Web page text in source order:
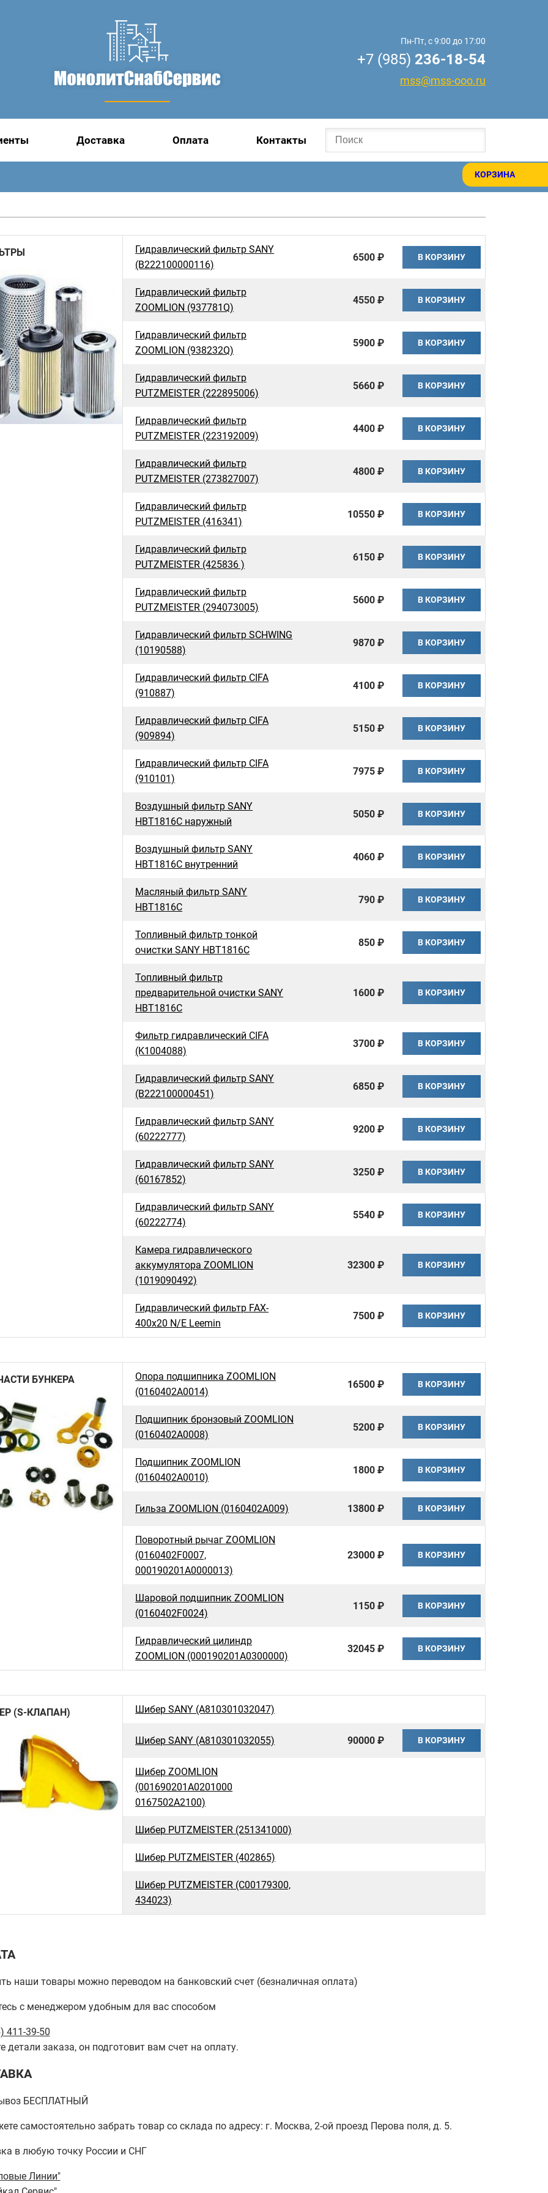
КОРЗИНА
Пн-Пт, с 9:00 до 17:00
+7 (985) 236-18-54
mss@mss-ooo.ru
Доставка Оплата Контакты
Гидравлический фильтр SANY
(B222100000116)
6500 ₽ В КОРЗИНУ
Гидравлический фильтр
ZOOMLION (937781Q)
4550 ₽ В КОРЗИНУ
Гидравлический фильтр
ZOOMLION (938232Q)
5900 ₽ В КОРЗИНУ
Гидравлический фильтр
PUTZMEISTER (222895006)
5660 ₽ В КОРЗИНУ
Гидравлический фильтр
PUTZMEISTER (223192009)
4400 ₽ В КОРЗИНУ
Гидравлический фильтр
PUTZMEISTER (273827007)
4800 ₽ В КОРЗИНУ
Гидравлический фильтр
PUTZMEISTER (416341)
10550 ₽ В КОРЗИНУ
Гидравлический фильтр
PUTZMEISTER (425836 )
6150 ₽ В КОРЗИНУ
Гидравлический фильтр
PUTZMEISTER (294073005)
5600 ₽ В КОРЗИНУ
Гидравлический фильтр SCHWING
(10190588)
9870 ₽ В КОРЗИНУ
Гидравлический фильтр CIFA
(910887)
4100 ₽ В КОРЗИНУ
Гидравлический фильтр CIFA
(909894)
5150 ₽ В КОРЗИНУ
Гидравлический фильтр CIFA
(910101)
7975 ₽ В КОРЗИНУ
Воздушный фильтр SANY
HBT1816C наружный
5050 ₽ В КОРЗИНУ
Воздушный фильтр SANY
HBT1816C внутренний
4060 ₽ В КОРЗИНУ
Масляный фильтр SANY
HBT1816C
790 ₽ В КОРЗИНУ
Топливный фильтр тонкой
очистки SANY HBT1816C
850 ₽ В КОРЗИНУ
Топливный фильтр
предварительной очистки SANY
HBT1816C
1600 ₽ В КОРЗИНУ
Фильтр гидравлический CIFA
(K1004088)
3700 ₽ В КОРЗИНУ
Гидравлический фильтр SANY
(B222100000451)
6850 ₽ В КОРЗИНУ
Гидравлический фильтр SANY
(60222777)
9200 ₽ В КОРЗИНУ
Гидравлический фильтр SANY
(60167852)
3250 ₽ В КОРЗИНУ
Гидравлический фильтр SANY
(60222774)
5540 ₽ В КОРЗИНУ
Камера гидравлического
аккумулятора ZOOMLION
(1019090492)
32300 ₽ В КОРЗИНУ
Гидравлический фильтр FAX-
400x20 N/E Leemin
7500 ₽ В КОРЗИНУ
БУНКЕРА
Опора подшипника ZOOMLION
(0160402A0014)
16500 ₽ В КОРЗИНУ
Подшипник бронзовый ZOOMLION
(0160402A0008)
5200 ₽ В КОРЗИНУ
Подшипник ZOOMLION
(0160402A0010)
1800 ₽ В КОРЗИНУ
Гильза ZOOMLION (0160402A009) 13800 ₽ В КОРЗИНУ
Поворотный рычаг ZOOMLION
(0160402F0007,
000190201A0000013)
23000 ₽ В КОРЗИНУ
Шаровой подшипник ZOOMLION
(0160402F0024)
1150 ₽ В КОРЗИНУ
Гидравлический цилиндр
ZOOMLION (000190201A0300000)
32045 ₽ В КОРЗИНУ
(S-КЛАПАН) Шибер SANY (A810301032047)
Шибер SANY (A810301032055) 90000 ₽ В КОРЗИНУ
Шибер ZOOMLION
(001690201A0201000
0167502A2100)
Шибер PUTZMEISTER (251341000)
Шибер PUTZMEISTER (402865)
Шибер PUTZMEISTER (C00179300,
434023)
наши товары можно переводом на банковский счет (безналичная оплата)
с менеджером удобным для вас способом
411-39-50
детали заказа, он подготовит вам счет на оплату.
БЕСПЛАТНЫЙ
самостоятельно забрать товар со склада по адресу: г. Москва, 2-ой проезд Перова поля, д. 5.
в любую точку России и СНГ
Линии"